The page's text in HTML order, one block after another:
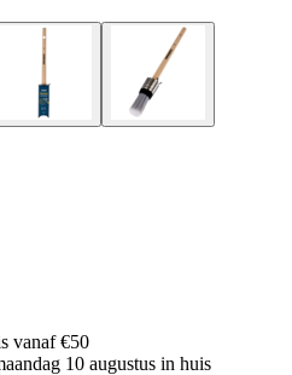
vanaf €50
10 augustus in huis